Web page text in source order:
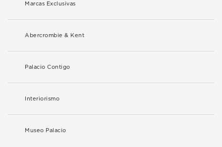
Marcas Exclusivas
Abercrombie & Kent
Palacio Contigo
Interiorismo
Museo Palacio